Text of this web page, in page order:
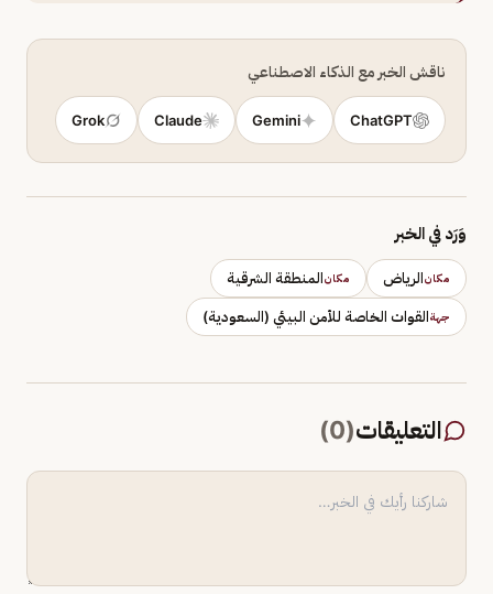
ناقش الخبر مع الذكاء الاصطناعي
ChatGPT
Gemini
Claude
Grok
وَرَد في الخبر
مكانالرياض مكانالمنطقة الشرقية
جهةالقوات الخاصة للأمن البيئي (السعودية)
التعليقات(
0
)